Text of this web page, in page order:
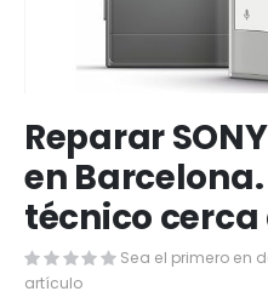
al
comienzo
de
la
galería
de
imágenes
Reparar
en
técnico cerca
Sea el primero en
artículo